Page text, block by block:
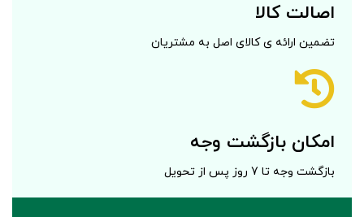
اصالت کالا
تضمین ارائه ی کالای اصل به مشتریان
امکان بازگشت وجه
بازگشت وجه تا 7 روز پس از تحویل